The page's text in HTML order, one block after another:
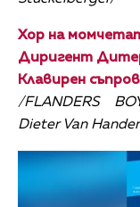
Хор на
Диригент
Клавирен
/FLANDERS
Dieter Van